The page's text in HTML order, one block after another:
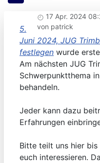
17 Apr. 2024
von patrick
5.
Juni 2024, JUG
festlegen wurde
Am nächsten JUG
Schwerpunktthema
behandeln.
Jeder kann dazu
Erfahrungen
Bitte teilt uns hier
euch interessieren.